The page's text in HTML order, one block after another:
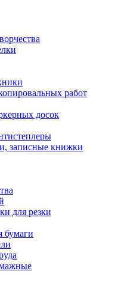
работ
досок
записные книжки
для резки
бумаги